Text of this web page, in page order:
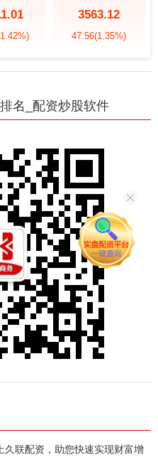
3563.12
47.56(1.35%)
名_配资炒股软件
联配资，助您快速实现财富增